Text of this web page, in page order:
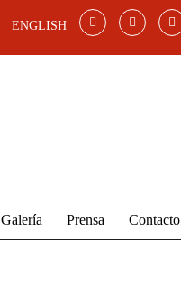
ENGLISH
Galería Prensa Contacto